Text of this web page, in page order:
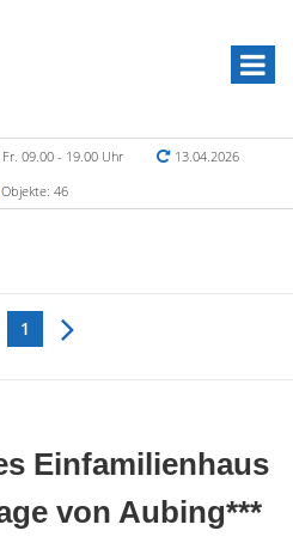
09.00 - 19.00 Uhr
13.04.2026
Objekte: 46
1
Einfamilienhaus
von Aubing***